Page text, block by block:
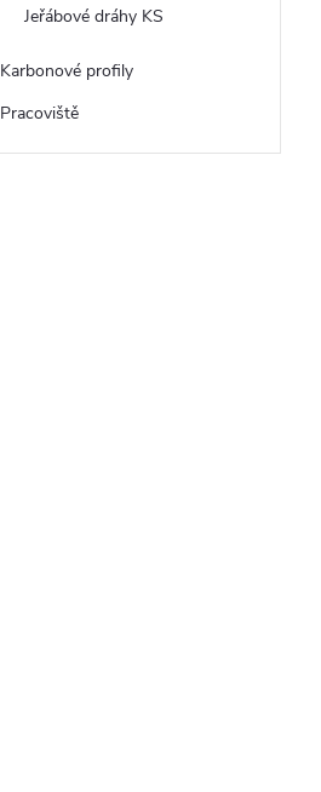
Jeřábové dráhy KS
Karbonové profily
Pracoviště